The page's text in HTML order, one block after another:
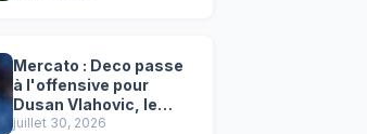
Mercato : Deco passe
à l'offensive pour
Dusan Vlahovic, le
successeur désigné
juillet 30, 2026